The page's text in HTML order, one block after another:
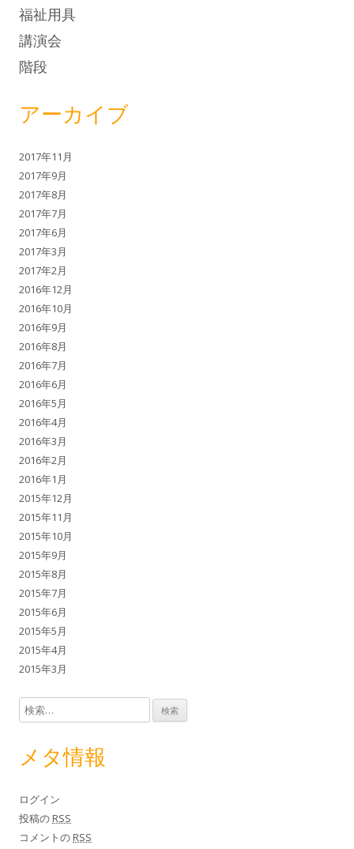
福祉用具
講演会
階段
アーカイブ
2017年11月
2017年9月
2017年8月
2017年7月
2017年6月
2017年3月
2017年2月
2016年12月
2016年10月
2016年9月
2016年8月
2016年7月
2016年6月
2016年5月
2016年4月
2016年3月
2016年2月
2016年1月
2015年12月
2015年11月
2015年10月
2015年9月
2015年8月
2015年7月
2015年6月
2015年5月
2015年4月
2015年3月
検索:
メタ情報
ログイン
投稿のRSS
コメントのRSS